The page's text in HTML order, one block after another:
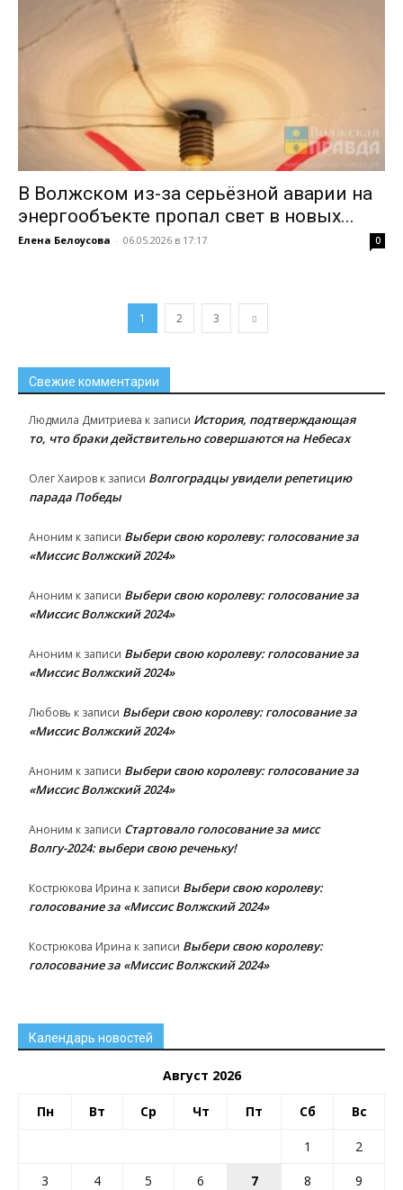
В Волжском из-за серьёзной аварии на
энергообъекте пропал свет в новых...
Елена Белоусова - 06.05.2026 в 17:17 0
1 2 3
Свежие комментарии
Людмила Дмитриева к записи История, подтверждающая
то, что браки действительно совершаются на Небесах
Олег Хаиров к записи Волгоградцы увидели репетицию
парада Победы
Аноним к записи Выбери свою королеву: голосование за
«Миссис Волжский 2024»
Аноним к записи Выбери свою королеву: голосование за
«Миссис Волжский 2024»
Аноним к записи Выбери свою королеву: голосование за
«Миссис Волжский 2024»
Любовь к записи Выбери свою королеву: голосование за
«Миссис Волжский 2024»
Аноним к записи Выбери свою королеву: голосование за
«Миссис Волжский 2024»
Аноним к записи Стартовало голосование за мисс
Волгу-2024: выбери свою реченьку!
Кострюкова Ирина к записи Выбери свою королеву:
голосование за «Миссис Волжский 2024»
Кострюкова Ирина к записи Выбери свою королеву:
голосование за «Миссис Волжский 2024»
Календарь новостей
Август 2026
Пн Вт Ср Чт Пт Сб Вс
1
2
3
4 5 6 7 8
9